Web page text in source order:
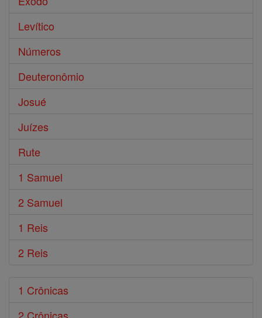
Levítico
Números
Deuteronômio
Josué
Juízes
Rute
1 Samuel
2 Samuel
1 Reis
2 Reis
1 Crônicas